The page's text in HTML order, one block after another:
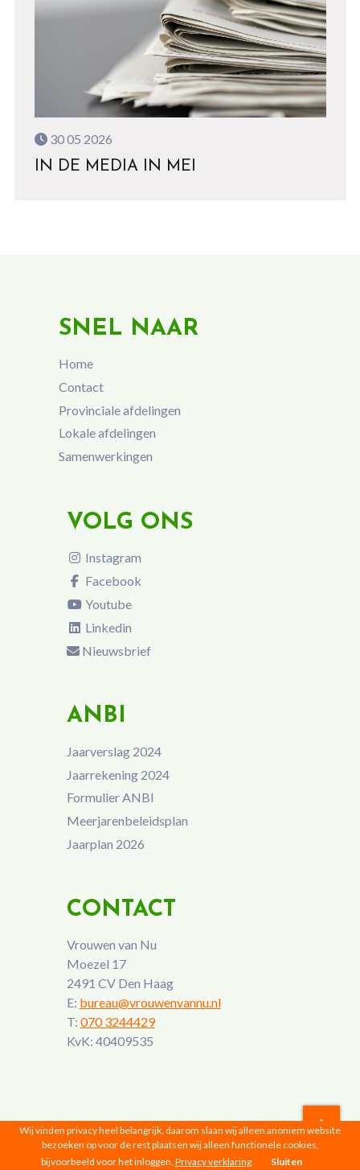
30 05 2026
IN DE MEDIA IN MEI
SNEL NAAR
Home
Contact
Provinciale afdelingen
Lokale afdelingen
Samenwerkingen
VOLG ONS
Instagram
Facebook
Youtube
Linkedin
Nieuwsbrief
ANBI
Jaarverslag 2024
Jaarrekening 2024
Formulier ANBI
Meerjarenbeleidsplan
Jaarplan 2026
CONTACT
Vrouwen van Nu
Moezel 17
2491 CV Den Haag
E: bureau@vrouwenvannu.nl
T: 070 3244429
KvK: 40409535
Vrouwen van Nu © 2026 |Privacyverklaring
Wij vinden privacy heel belangrijk, daarom slaan wij alleen anoniem website
bezoeken op voor de rest plaatsen wij alleen functionele cookies,
bijvoorbeeld voor het inloggen. Privacy verklaring Sluiten